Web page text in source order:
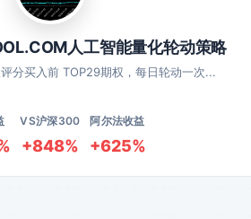
人工智能量化轮动策略
分买入前 TOP29期权，每日轮动一次...
VS沪深300
+848%
阿尔法收益
+625%